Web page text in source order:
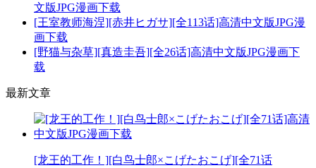
文版JPG漫画下载
[王室教师海涅][赤井ヒガサ][全113话]高清中文版JPG漫
画下载
[野猫与杂草][真造圭吾][全26话]高清中文版JPG漫画下
载
最新文章
[龙王的工作！][白鸟士郎×こげたおこげ][全71话